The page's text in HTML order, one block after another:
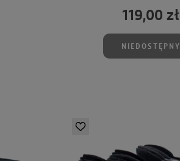
119,00 zł
NIEDOSTĘPNY